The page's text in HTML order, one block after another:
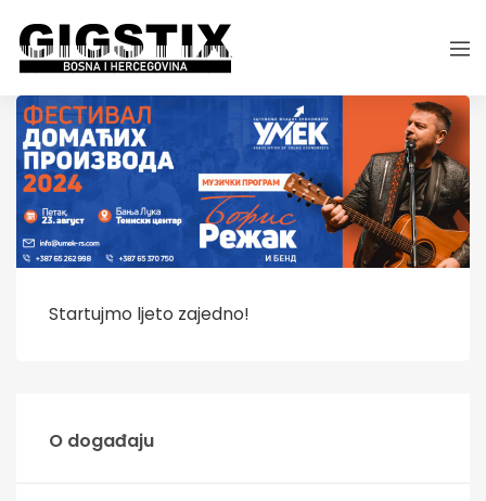
Startujmo ljeto zajedno!
O događaju